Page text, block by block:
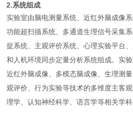
2.系统组成
实验室由脑电测量系统、近红外脑成像
功能超扫描系统、多通道生理信号采集
捉系统、主观评价系统、心理实验平台
和人机环境同步定量分析系统组成。实
近红外脑成像、多模态脑成像、生理测
观评价、行为实验等技术的多维度主客
理学、认知神经科学、语言学等相关学科